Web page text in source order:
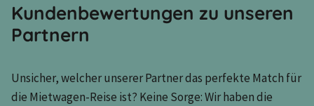
Kundenbewertungen zu unseren
Partnern
Unsicher, welcher unserer Partner das perfekte Match für
die Mietwagen-Reise ist? Keine Sorge: Wir haben die